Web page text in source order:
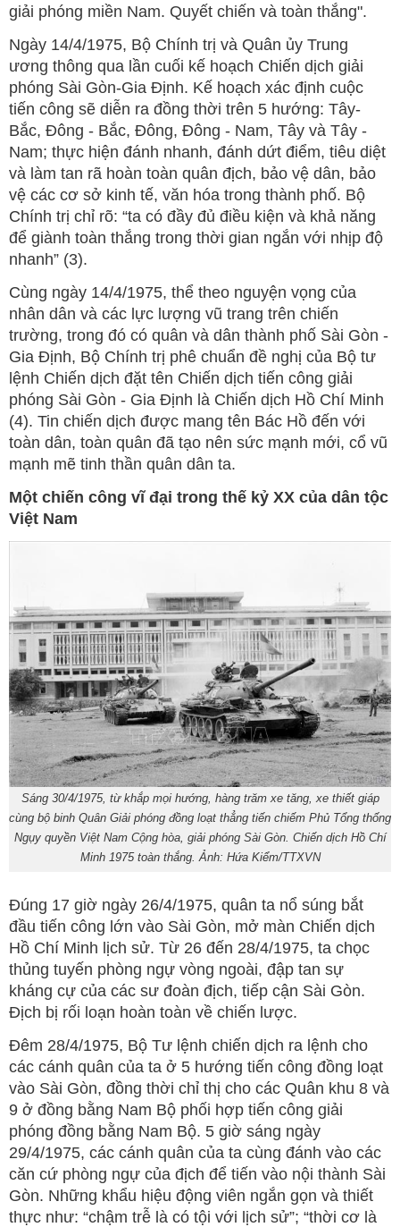
giải phóng miền Nam. Quyết chiến và toàn thắng".
Ngày 14/4/1975, Bộ Chính trị và Quân ủy Trung
ương thông qua lần cuối kế hoạch Chiến dịch giải
phóng Sài Gòn-Gia Định. Kế hoạch xác định cuộc
tiến công sẽ diễn ra đồng thời trên 5 hướng: Tây-
Bắc, Đông - Bắc, Đông, Đông - Nam, Tây và Tây -
Nam; thực hiện đánh nhanh, đánh dứt điểm, tiêu diệt
và làm tan rã hoàn toàn quân địch, bảo vệ dân, bảo
vệ các cơ sở kinh tế, văn hóa trong thành phố. Bộ
Chính trị chỉ rõ: “ta có đầy đủ điều kiện và khả năng
để giành toàn thắng trong thời gian ngắn với nhịp độ
nhanh” (3).
Cùng ngày 14/4/1975, thể theo nguyện vọng của
nhân dân và các lực lượng vũ trang trên chiến
trường, trong đó có quân và dân thành phố Sài Gòn -
Gia Định, Bộ Chính trị phê chuẩn đề nghị của Bộ tư
lệnh Chiến dịch đặt tên Chiến dịch tiến công giải
phóng Sài Gòn - Gia Định là Chiến dịch Hồ Chí Minh
(4). Tin chiến dịch được mang tên Bác Hồ đến với
toàn dân, toàn quân đã tạo nên sức mạnh mới, cổ vũ
mạnh mẽ tinh thần quân dân ta.
Một chiến công vĩ đại trong thế kỷ XX của dân tộc
Việt Nam
Sáng 30/4/1975, từ khắp mọi hướng, hàng trăm xe tăng, xe thiết giáp
cùng bộ binh Quân Giải phóng đồng loạt thẳng tiến chiếm Phủ Tổng thống
Ngụy quyền Việt Nam Cộng hòa, giải phóng Sài Gòn. Chiến dịch Hồ Chí
Minh 1975 toàn thắng. Ảnh: Hứa Kiểm/TTXVN
Đúng 17 giờ ngày 26/4/1975, quân ta nổ súng bắt
đầu tiến công lớn vào Sài Gòn, mở màn Chiến dịch
Hồ Chí Minh lịch sử. Từ 26 đến 28/4/1975, ta chọc
thủng tuyến phòng ngự vòng ngoài, đập tan sự
kháng cự của các sư đoàn địch, tiếp cận Sài Gòn.
Địch bị rối loạn hoàn toàn về chiến lược.
Đêm 28/4/1975, Bộ Tư lệnh chiến dịch ra lệnh cho
các cánh quân của ta ở 5 hướng tiến công đồng loạt
vào Sài Gòn, đồng thời chỉ thị cho các Quân khu 8 và
9 ở đồng bằng Nam Bộ phối hợp tiến công giải
phóng đồng bằng Nam Bộ. 5 giờ sáng ngày
29/4/1975, các cánh quân của ta cùng đánh vào các
căn cứ phòng ngự của địch để tiến vào nội thành Sài
Gòn. Những khẩu hiệu động viên ngắn gọn và thiết
thực như: “chậm trễ là có tội với lịch sử”; “thời cơ là